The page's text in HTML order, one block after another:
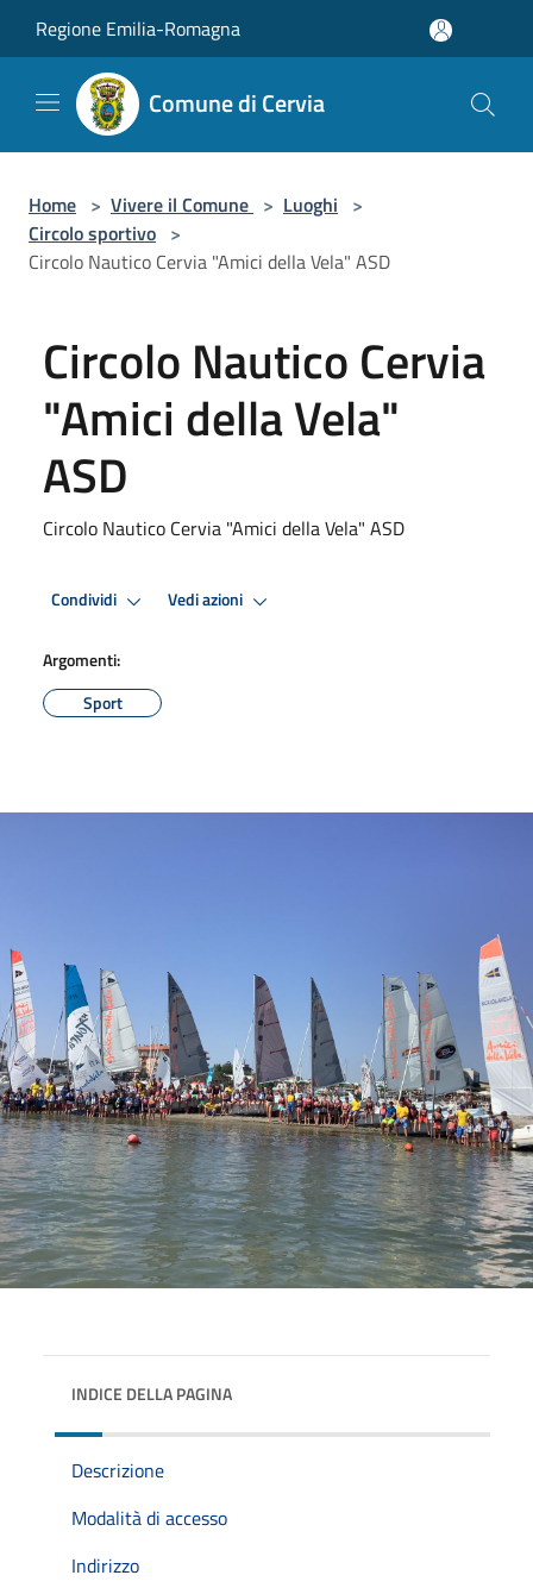
Regione Emilia-Romagna
Comune di Cervia
Home > Vivere il Comune > Luoghi >
Circolo sportivo >
Circolo Nautico Cervia "Amici della Vela" ASD
Circolo Nautico Cervia
"Amici della Vela"
ASD
Circolo Nautico Cervia "Amici della Vela" ASD
Condividi Vedi azioni
Argomenti:
Sport
INDICE DELLA PAGINA
Descrizione
Modalità di accesso
Indirizzo